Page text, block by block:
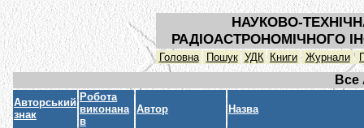
НАУКОВО-
РАДІОАСТРОНОМІЧНОГО
Головна Пошук УДК Книги Журнали
Все
Авторський
знак
Робота
виконана
в
Автор Назва